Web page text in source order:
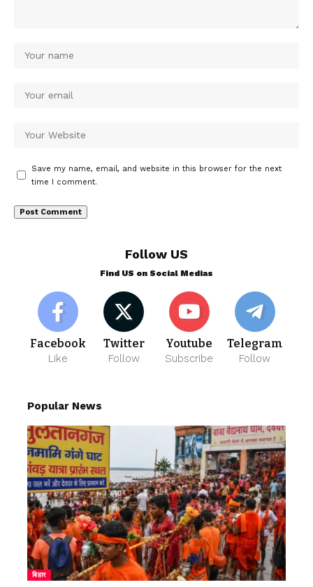
Save my name, email, and website in this browser for the next
time I comment.
Follow US
Find US on Social Medias
Facebook
Like
Twitter
Follow
Youtube
Subscribe
Telegram
Follow
Popular News
बिहार